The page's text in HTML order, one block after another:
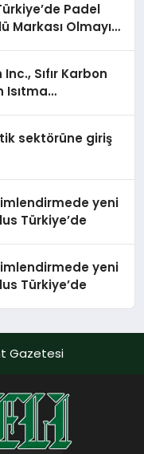
Padel
Markası Olmayı
Sıfır Karbon
Isıtma
sektörüne giriş
yeni
Türkiye’de
yeni
Türkiye’de
Gazetesi